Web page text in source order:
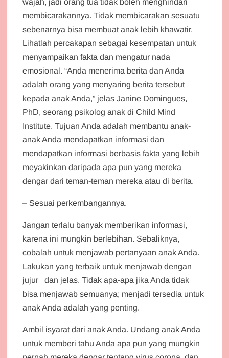
membicarakannya. Tidak membicarakan sesuatu
sebenarnya bisa membuat anak lebih khawatir.
Lihatlah percakapan sebagai kesempatan untuk
menyampaikan fakta dan mengatur nada
emosional. “Anda menerima berita dan Anda
adalah orang yang menyaring berita tersebut
kepada anak Anda,” jelas Janine Domingues,
PhD, seorang psikolog anak di Child Mind
Institute. Tujuan Anda adalah membantu anak-
anak Anda mendapatkan informasi dan
mendapatkan informasi berbasis fakta yang lebih
meyakinkan daripada apa pun yang mereka
dengar dari teman-teman mereka atau di berita.
– Sesuai perkembangannya.
Jangan terlalu banyak memberikan informasi,
karena ini mungkin berlebihan. Sebaliknya,
cobalah untuk menjawab pertanyaan anak Anda.
Lakukan yang terbaik untuk menjawab dengan
jujur dan jelas. Tidak apa-apa jika Anda tidak
bisa menjawab semuanya; menjadi tersedia untuk
anak Anda adalah yang penting.
Ambil isyarat dari anak Anda. Undang anak Anda
untuk memberi tahu Anda apa pun yang mungkin